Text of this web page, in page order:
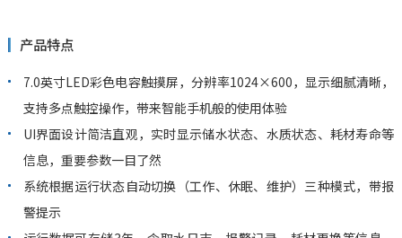
产品特点
7.0英寸LED彩色电容触摸屏，分辨率1024×600，显示细腻清晰，
支持多点触控操作，带来智能手机般的使用体验
UI界面设计简洁直观，实时显示储水状态、水质状态、耗材寿命等
信息，重要参数一目了然
系统根据运行状态自动切换（工作、休眠、维护）三种模式，带报
警提示